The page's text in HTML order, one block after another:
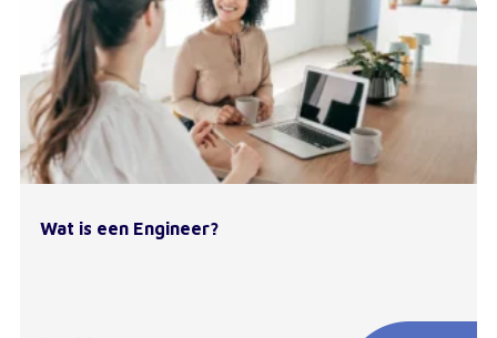
Wat is een Engineer?